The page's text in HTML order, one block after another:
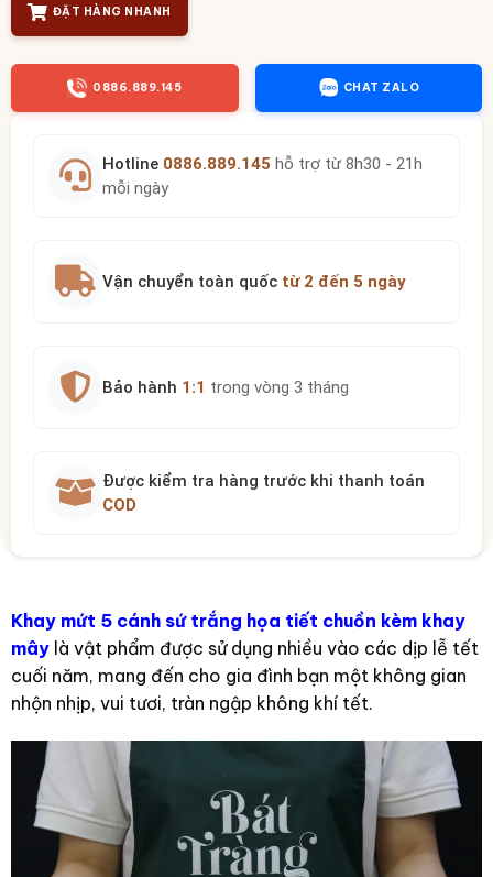
ĐẶT HÀNG NHANH
0886.889.145 CHAT ZALO
Hotline 0886.889.145 hỗ trợ từ 8h30 - 21h
mỗi ngày
Vận chuyển toàn quốc từ 2 đến 5 ngày
Bảo hành 1:1 trong vòng 3 tháng
Được kiểm tra hàng trước khi thanh toán
COD
Khay mứt 5 cánh sứ trắng họa tiết chuồn kèm khay
mâylà vật phẩm được sử dụng nhiều vào các dịp lễ tết
cuối năm, mang đến cho gia đình bạn một không gian
nhộn nhịp, vui tươi, tràn ngập không khí tết.